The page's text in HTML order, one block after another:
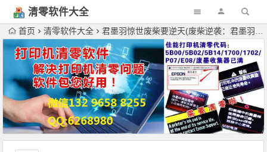
清零软件大全
下载
首页 清零软件大全 君墨羽惊世废柴要逆天(废柴逆袭：君墨羽的惊世逆天)